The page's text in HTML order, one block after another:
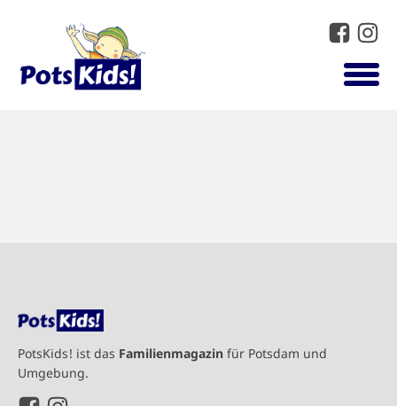
PotsKids! ist das Familienmagazin für Potsdam und
Umgebung.